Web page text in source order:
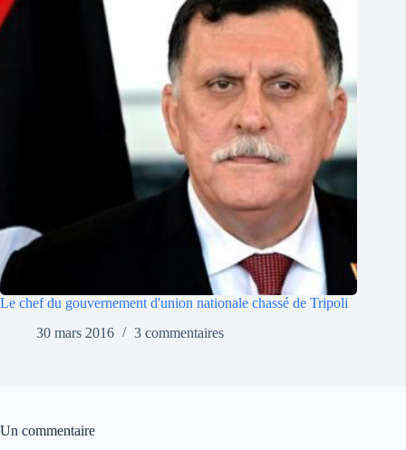
Le chef du gouvernement d'union nationale chassé de Tripoli
30 mars 2016
3 commentaires
Un commentaire